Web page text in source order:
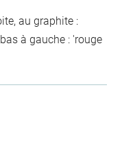
au graphite :
à gauche : 'rouge